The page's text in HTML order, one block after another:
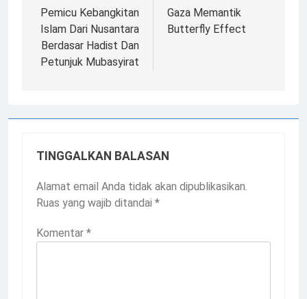
pos
Pemicu Kebangkitan
Islam Dari Nusantara
Berdasar Hadist Dan
Petunjuk Mubasyirat
Gaza Memantik
Butterfly Effect
TINGGALKAN BALASAN
Alamat email Anda tidak akan dipublikasikan.
Ruas yang wajib ditandai *
Komentar *